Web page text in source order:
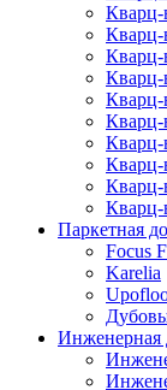
Кварц-
Кварц-
Кварц-
Кварц-
Кварц-
Кварц-
Кварц-
Кварц-
Кварц-
Кварц-
Паркетная
Focus
Karelia
Инженерная